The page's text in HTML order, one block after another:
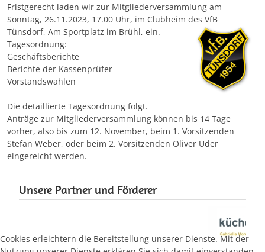
Fristgerecht laden wir zur Mitgliederversammlung am
Sonntag, 26.11.2023, 17.00 Uhr, im Clubheim des VfB
Tünsdorf, Am Sportplatz im Brühl, ein.
Tagesordnung:
Geschäftsberichte
Berichte der Kassenprüfer
Vorstandswahlen
Die detaillierte Tagesordnung folgt.
Anträge zur Mitgliederversammlung können bis 14 Tage
vorher, also bis zum 12. November, beim 1. Vorsitzenden
Stefan Weber, oder beim 2. Vorsitzenden Oliver Uder
eingereicht werden.
Unsere Partner und Förderer
Cookies erleichtern die Bereitstellung unserer Dienste. Mit der